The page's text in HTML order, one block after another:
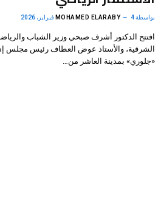
بواسطة MOHAMED ELARABY 4 فبراير، 2026
افتتح الدكتور أشرف صبحي وزير الشباب
الشرقية، والأستاذ عوض العطاف رئيس مجلس
«جلوري» بمدينة العاشر من…